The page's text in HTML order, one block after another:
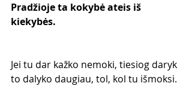
Pradžioje ta kokybė ateis iš
kiekybės.
Jei tu dar kažko nemoki, tiesiog daryk
to dalyko daugiau, tol, kol tu išmoksi.